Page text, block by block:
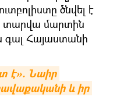
ծնվել է
տարվա մարտին
գալ Հայաստանի
է». Նաիր
և իր